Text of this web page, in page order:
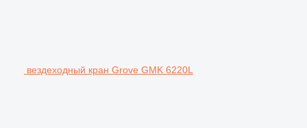
вездеходный кран Grove GMK 6220L